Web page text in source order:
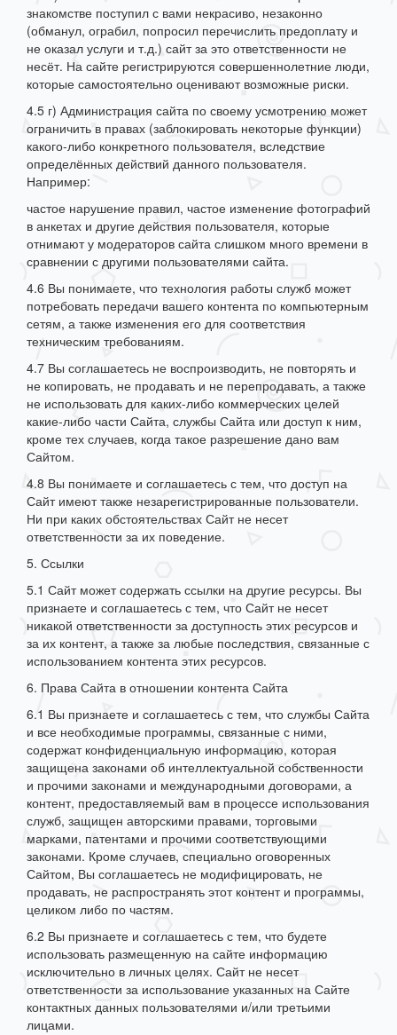
знакомстве поступил с вами некрасиво, незаконно
(обманул, ограбил, попросил перечислить предоплату и
не оказал услуги и т.д.) сайт за это ответственности не
несёт. На сайте регистрируются совершеннолетние люди,
которые самостоятельно оценивают возможные риски.
4.5 г) Администрация сайта по своему усмотрению может
ограничить в правах (заблокировать некоторые функции)
какого-либо конкретного пользователя, вследствие
определённых действий данного пользователя.
Например:
частое нарушение правил, частое изменение фотографий
в анкетах и другие действия пользователя, которые
отнимают у модераторов сайта слишком много времени в
сравнении с другими пользователями сайта.
4.6 Вы понимаете, что технология работы служб может
потребовать передачи вашего контента по компьютерным
сетям, а также изменения его для соответствия
техническим требованиям.
4.7 Вы соглашаетесь не воспроизводить, не повторять и
не копировать, не продавать и не перепродавать, а также
не использовать для каких-либо коммерческих целей
какие-либо части Сайта, службы Сайта или доступ к ним,
кроме тех случаев, когда такое разрешение дано вам
Сайтом.
4.8 Вы понимаете и соглашаетесь с тем, что доступ на
Сайт имеют также незарегистрированные пользователи.
Ни при каких обстоятельствах Сайт не несет
ответственности за их поведение.
5. Ссылки
5.1 Сайт может содержать ссылки на другие ресурсы. Вы
признаете и соглашаетесь с тем, что Сайт не несет
никакой ответственности за доступность этих ресурсов и
за их контент, а также за любые последствия, связанные с
использованием контента этих ресурсов.
6. Права Сайта в отношении контента Сайта
6.1 Вы признаете и соглашаетесь с тем, что службы Сайта
и все необходимые программы, связанные с ними,
содержат конфиденциальную информацию, которая
защищена законами об интеллектуальной собственности
и прочими законами и международными договорами, а
контент, предоставляемый вам в процессе использования
служб, защищен авторскими правами, торговыми
марками, патентами и прочими соответствующими
законами. Кроме случаев, специально оговоренных
Сайтом, Вы соглашаетесь не модифицировать, не
продавать, не распространять этот контент и программы,
целиком либо по частям.
6.2 Вы признаете и соглашаетесь с тем, что будете
использовать размещенную на сайте информацию
исключительно в личных целях. Сайт не несет
ответственности за использование указанных на Сайте
контактных данных пользователями и/или третьими
лицами.